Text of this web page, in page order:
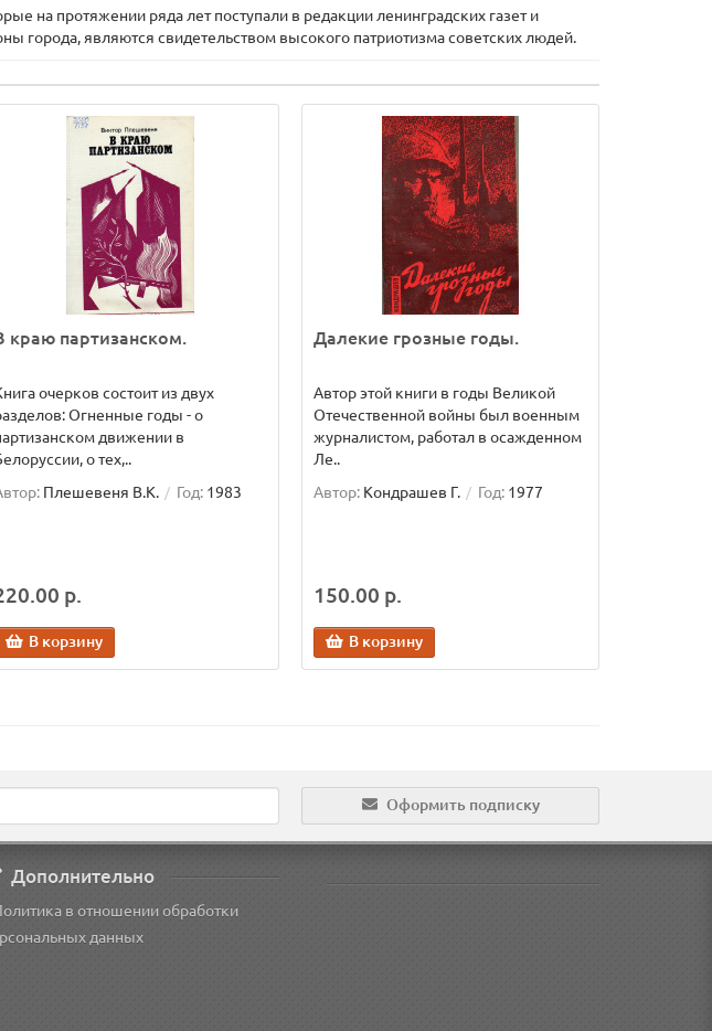
на протяжении ряда лет поступали в редакции ленинградских газет и
города, являются свидетельством высокого патриотизма советских людей.
краю партизанском.
очерков состоит из двух
Огненные годы - о
движении в
о тех,..
Плешевеня В.К. Год: 1983
р.
В корзину
Далекие грозные годы.
Автор этой книги в годы Великой
Отечественной войны был военным
журналистом, работал в осажденном
Ле..
Автор: Кондрашев Г. Год: 1977
150.00 р.
В корзину
Оформить подписку
Дополнительно
в отношении обработки
данных